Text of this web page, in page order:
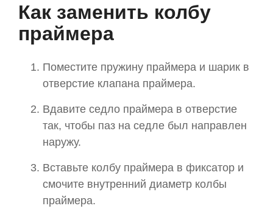
Как заменить колбу
праймера
Поместите пружину праймера и шарик в
отверстие клапана праймера.
Вдавите седло праймера в отверстие
так, чтобы паз на седле был направлен
наружу.
Вставьте колбу праймера в фиксатор и
смочите внутренний диаметр колбы
праймера.